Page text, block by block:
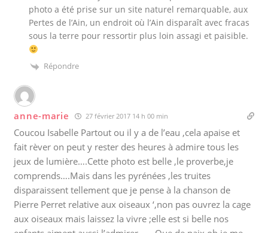
photo a été prise sur un site naturel remarquable, aux
Pertes de l’Ain, un endroit où l’Ain disparaît avec fracas
sous la terre pour ressortir plus loin assagi et paisible.
Répondre
anne-marie 27 février 2017 14 h 00 min
Coucou Isabelle Partout ou il y a de l’eau ,cela apaise et
fait rèver on peut y rester des heures à admire tous les
jeux de lumière….Cette photo est belle ,le proverbe,je
comprends….Mais dans les pyrénées ,les truites
disparaissent tellement que je pense à la chanson de
Pierre Perret relative aux oiseaux ‘,non pas ouvrez la cage
aux oiseaux mais laissez la vivre ;elle est si belle nos